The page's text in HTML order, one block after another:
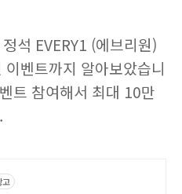
석 EVERY1 (에브리원)
벤트까지 알아보았습니
트 참여해서 최대 10만
고